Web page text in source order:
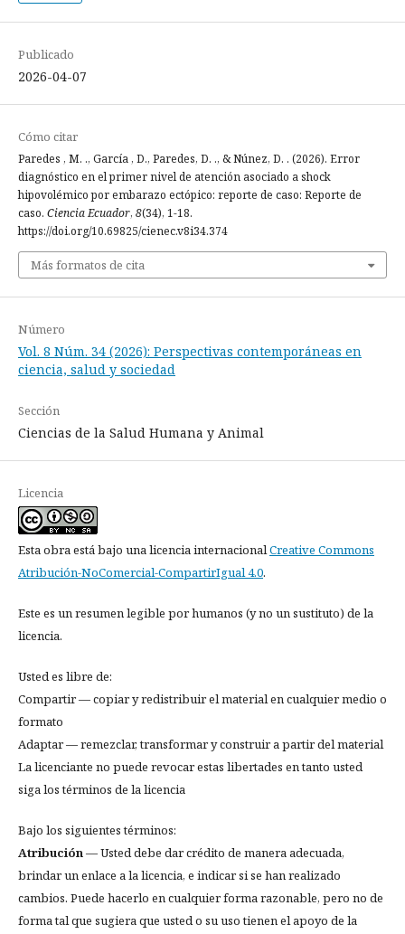
Publicado
2026-04-07
Cómo citar
Paredes , M. ., García , D., Paredes, D. ., & Núnez, D. . (2026). Error
diagnóstico en el primer nivel de atención asociado a shock
hipovolémico por embarazo ectópico: reporte de caso: Reporte de
caso. Ciencia Ecuador, 8(34), 1-18.
https://doi.org/10.69825/cienec.v8i34.374
Más formatos de cita
Número
Vol. 8 Núm. 34 (2026): Perspectivas contemporáneas en
ciencia, salud y sociedad
Sección
Ciencias de la Salud Humana y Animal
Licencia
Esta obra está bajo una licencia internacionalCreative Commons
Atribución-NoComercial-CompartirIgual 4.0.
Este es un resumen legible por humanos (y no un sustituto) de la
licencia.
Usted es libre de:
Compartir — copiar y redistribuir el material en cualquier medio o
formato
Adaptar — remezclar, transformar y construir a partir del material
La licenciante no puede revocar estas libertades en tanto usted
siga los términos de la licencia
Bajo los siguientes términos:
Atribución— Usted debe dar crédito de manera adecuada,
brindar un enlace a la licencia, e indicar si se han realizado
cambios. Puede hacerlo en cualquier forma razonable, pero no de
forma tal que sugiera que usted o su uso tienen el apoyo de la